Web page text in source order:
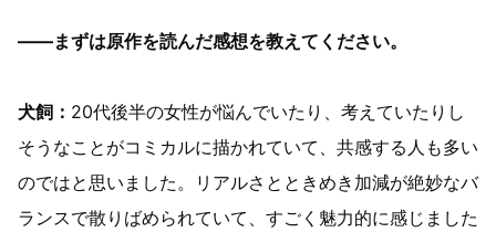
――まずは原作を読んだ感想を教えてください。
犬飼： 20代後半の女性が悩んでいたり、考えていたりし
そうなことがコミカルに描かれていて、共感する人も多い
のではと思いました。リアルさとときめき加減が絶妙なバ
ランスで散りばめられていて、すごく魅力的に感じました